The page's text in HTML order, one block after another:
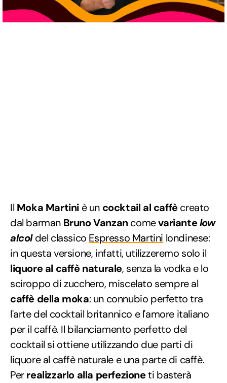
Il Moka Martini è un cocktail al caffècreato
dal barman Bruno Vanzancomevariantelow
alcol del classico Espresso Martini londinese:
in questa versione, infatti, utilizzeremo solo il
liquore al caffè naturale, senza la vodka e lo
sciroppo di zucchero, miscelato sempre al
caffè della moka: un connubio perfetto tra
l'arte del cocktail britannico e l'amore italiano
per il caffè. Il bilanciamento perfetto del
cocktail si ottiene utilizzando due parti di
liquore al caffè naturale e una parte di caffè.
Perrealizzarlo alla perfezioneti basterà